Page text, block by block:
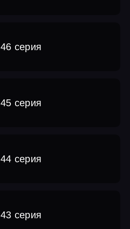
46 серия
45 серия
44 серия
43 серия